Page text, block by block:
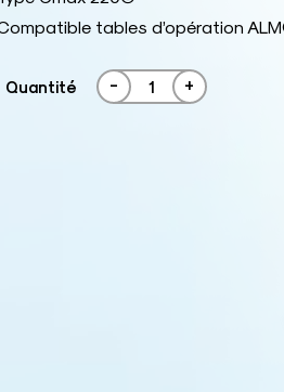
tables d’opération
Quantité - +